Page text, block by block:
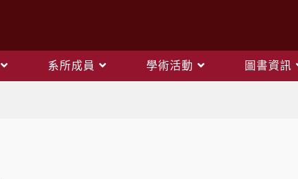
系所成員 學術活動 圖書資訊